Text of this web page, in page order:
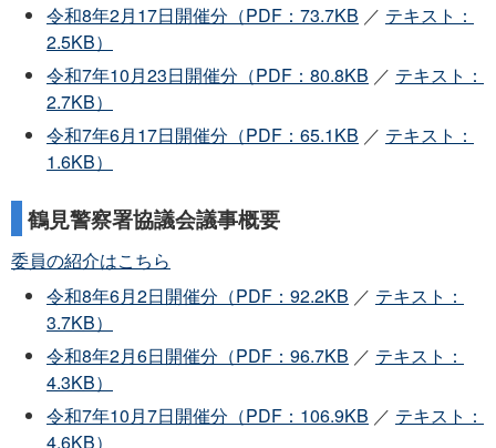
令和8年2月17日開催分（PDF：73.7KB ／ テキスト：
2.5KB）
令和7年10月23日開催分（PDF：80.8KB ／ テキスト：
2.7KB）
令和7年6月17日開催分（PDF：65.1KB ／ テキスト：
1.6KB）
鶴見警察署協議会議事概要
委員の紹介はこちら
令和8年6月2日開催分（PDF：92.2KB ／ テキスト：
3.7KB）
令和8年2月6日開催分（PDF：96.7KB ／ テキスト：
4.3KB）
令和7年10月7日開催分（PDF：106.9KB ／ テキスト：
4.6KB）